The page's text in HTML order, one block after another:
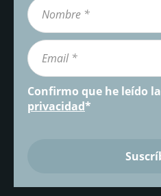
Confirmo que he leído la
privacidad*